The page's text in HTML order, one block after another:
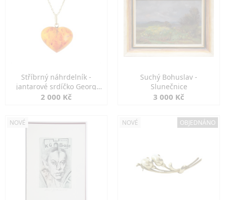
Stříbrný náhrdelník -
jantarové srdíčko Georg
Kramer
2 000 Kč
Suchý Bohuslav -
Slunečnice
3 000 Kč
NOVÉ NOVÉ OBJEDNÁNO